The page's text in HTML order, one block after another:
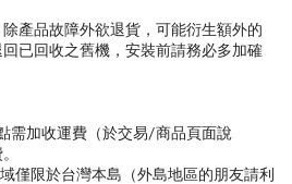
產品故障外欲退貨，可能衍生額外的
已回收之舊機，安裝前請務必多加確
需加收運費（於交易/商品頁面說
僅限於台灣本島（外島地區的朋友請利